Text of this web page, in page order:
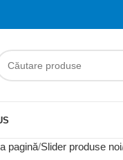
pagină Slider produse noi